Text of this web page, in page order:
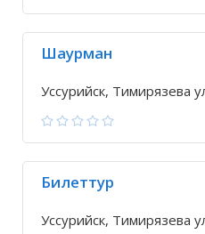
Шаурман
Уссурийск, Тимирязева
Билеттур
Уссурийск, Тимирязева